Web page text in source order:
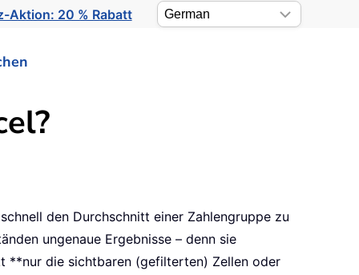
Aktion: 20 % Rabatt
den Durchschnitt einer Zahlengruppe zu
ungenaue Ergebnisse – denn sie
**nur die sichtbaren (gefilterten) Zellen oder